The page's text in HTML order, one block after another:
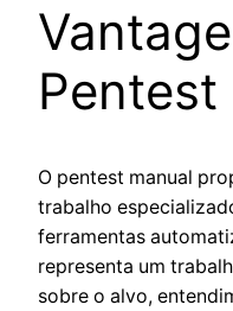
Pentest
O pentest manual
trabalho
ferramentas
representa um
sobre o alvo,